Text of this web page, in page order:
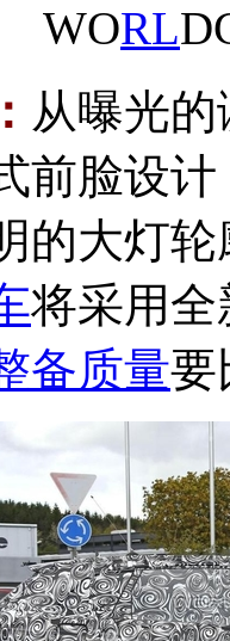
WORL
从曝光
前脸设
的大灯
将采用全
备质量要